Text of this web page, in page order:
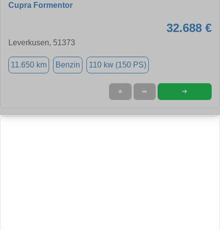
Cupra Formentor
32.688 €
Leverkusen, 51373
11.650 km Benzin 110 kw (150 PS)
★ ➦ ➜